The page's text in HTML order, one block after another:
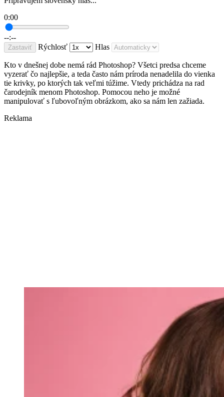
0:00
--:--
Zastaviť Rýchlosť Hlas
Kto v dnešnej dobe nemá rád Photoshop? Všetci predsa chceme
vyzerať čo najlepšie, a teda často nám príroda nenadelila do vienka
tie krivky, po ktorých tak veľmi túžime. Vtedy prichádza na rad
čarodejník menom Photoshop. Pomocou neho je možné
manipulovať s ľubovoľným obrázkom, ako sa nám len zažiada.
Reklama